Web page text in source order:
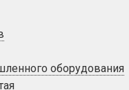
оборудования